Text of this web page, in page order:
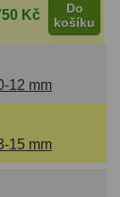
Kč
Do
košíku
12 mm
15 mm